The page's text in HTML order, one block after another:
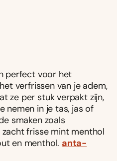
perfect voor het
verfrissen van je adem,
ze per stuk verpakt zijn,
nemen in je tas, jas of
smaken zoals
frisse mint menthol
en menthol. anta-